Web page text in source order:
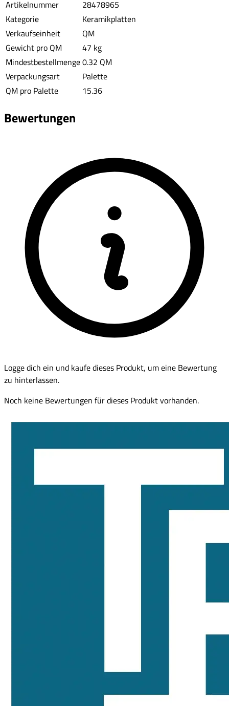
Artikelnummer
28478965
Kategorie
Keramikplatten
Verkaufseinheit
QM
Gewicht pro QM
47 kg
Mindestbestellmenge0.32 QM
Verpackungsart
Palette
QM pro Palette
15.36
Bewertungen
Logge dich ein und kaufe dieses Produkt, um eine Bewertung
zu hinterlassen.
Noch keine Bewertungen für dieses Produkt vorhanden.